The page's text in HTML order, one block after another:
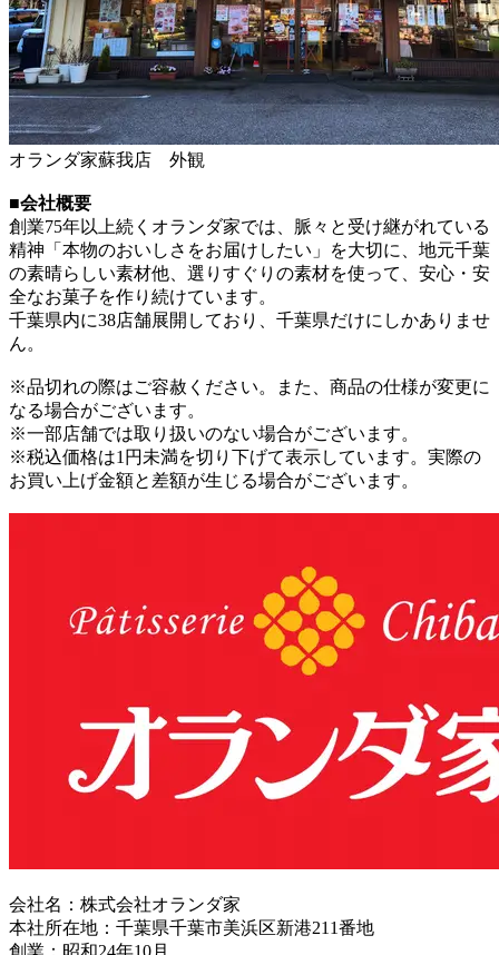
オランダ家蘇我店 外観
■会社概要
創業75年以上続くオランダ家では、脈々と受け継がれている
精神「本物のおいしさをお届けしたい」を大切に、地元千葉
の素晴らしい素材他、選りすぐりの素材を使って、安心・安
全なお菓子を作り続けています。
千葉県内に38店舗展開しており、千葉県だけにしかありませ
ん。
※品切れの際はご容赦ください。また、商品の仕様が変更に
なる場合がございます。
※一部店舗では取り扱いのない場合がございます。
※税込価格は1円未満を切り下げて表示しています。実際の
お買い上げ金額と差額が生じる場合がございます。
会社名：株式会社オランダ家
本社所在地：千葉県千葉市美浜区新港211番地
創業：昭和24年10月